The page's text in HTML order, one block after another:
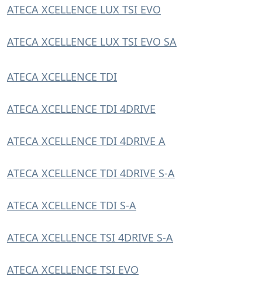
ATECA XCELLENCE LUX TSI EVO
ATECA XCELLENCE LUX TSI EVO SA
ATECA XCELLENCE TDI
ATECA XCELLENCE TDI 4DRIVE
ATECA XCELLENCE TDI 4DRIVE A
ATECA XCELLENCE TDI 4DRIVE S-A
ATECA XCELLENCE TDI S-A
ATECA XCELLENCE TSI 4DRIVE S-A
ATECA XCELLENCE TSI EVO